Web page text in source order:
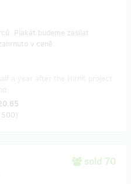
Plakát budeme zasílat
v ceně.
500)
sold 70